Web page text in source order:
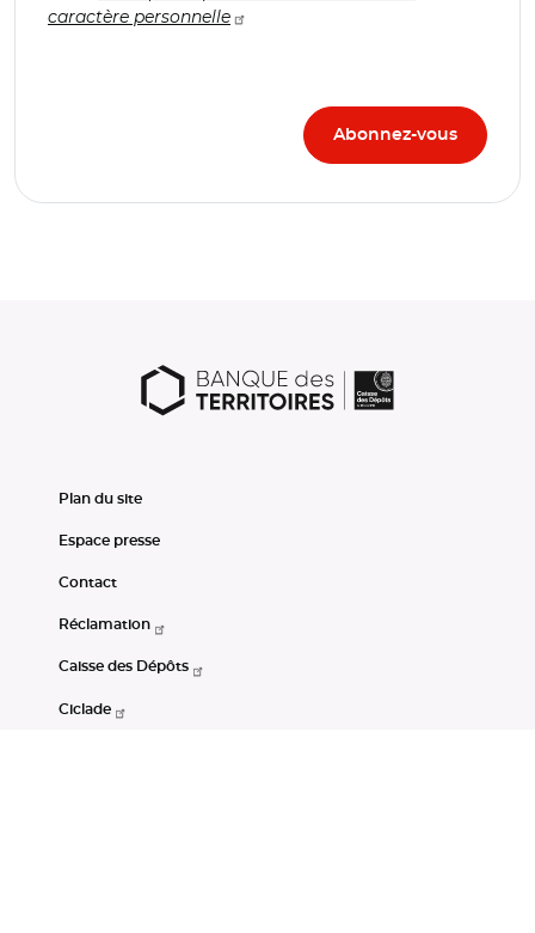
caractère personnelle
Plan du site
Espace presse
Contact
Réclamation
Caisse des Dépôts
Ciclade